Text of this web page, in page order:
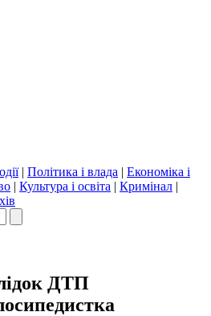
| Політика і влада | Економіка і
| Культура і освіта | Кримінал |
ДТП